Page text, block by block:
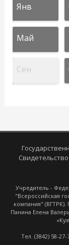
Янв
Май
Сен
Учредитель -
"Всероссийская
компания" (ВГТРК).
Панина Елена
Тел. (3842) 58-